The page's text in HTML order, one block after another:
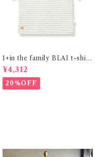
1+in the family BLAI t-shirt
(Grey)
¥4,312
20%OFF